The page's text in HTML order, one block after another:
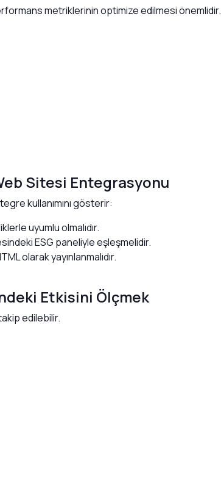
metriklerinin optimize edilmesi önemlidir.
Sitesi Entegrasyonu
kullanımını gösterir:
uyumlu olmalıdır.
ESG paneliyle eşleşmelidir.
olarak yayınlanmalıdır.
Etkisini Ölçmek
edilebilir.